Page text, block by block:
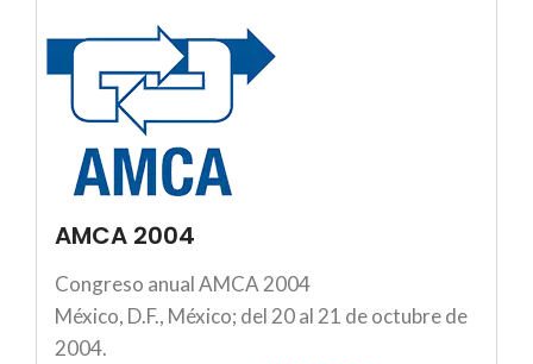
AMCA 2004
Congreso anual AMCA 2004
México, D.F., México; del 20 al 21 de octubre de
2004.